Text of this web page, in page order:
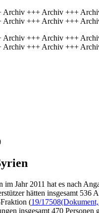
+++ Archiv +++
+++ Archiv +++
+++ Archiv +++
+++ Archiv +++
Jahr 2011 hat es nach
hätten insgesamt
(19/17508
insgesamt 470